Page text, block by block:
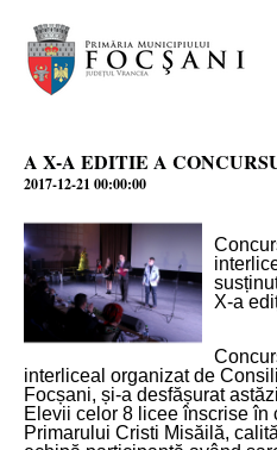
A X-A EDITIE A
2017-12-21 00:00:00
X-a
interliceal organizat de
Focșani, și-a desfășurat
Elevii celor 8 licee înscrise în
Primarului Cristi Misăilă,